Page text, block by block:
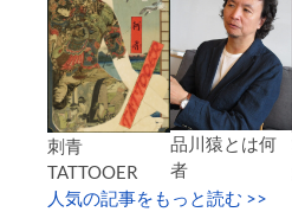
刺青
TATTOOER
品川猿とは何
者
人気の記事をもっと読む >>